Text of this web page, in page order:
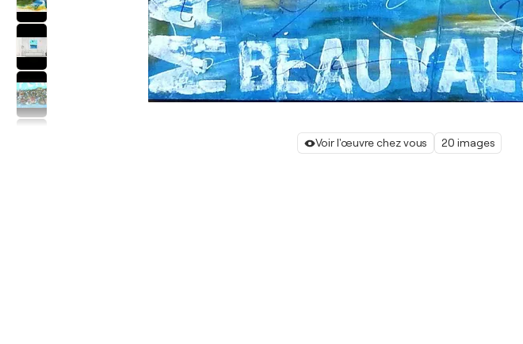
Voir l'œuvre chez vous 20 images